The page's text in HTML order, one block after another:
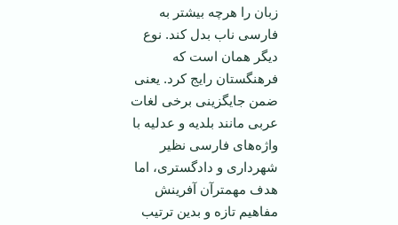
زبان را هرچه بیشتر به
فارسی ناب بدل كند. نوع
دیگر همان است كه
فرهنگستان رایج كرد. یعنی
ضمن جایگزینی برخی لغات
عربی مانند بلدیه و عدلیه با
واژه‌های فارسی نظیر
شهرداری و دادگستری، اما
هدف مهمترآن آفرینش
مفاهیم تازه و بدین ترتیب